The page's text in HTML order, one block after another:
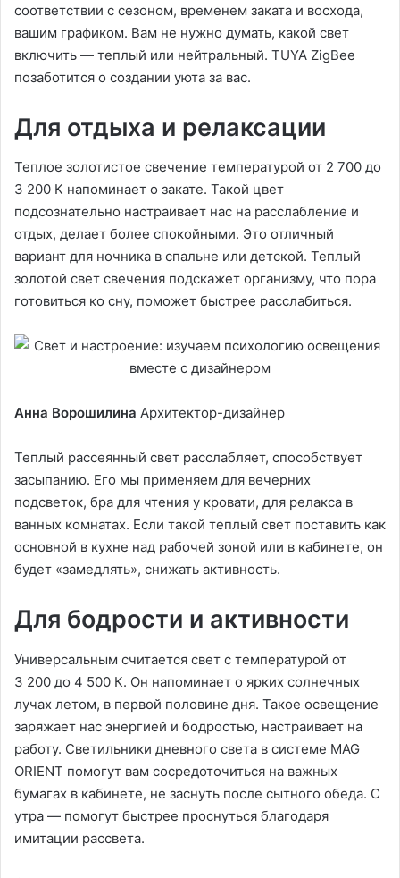
соответствии с сезоном, временем заката и восхода,
вашим графиком. Вам не нужно думать, какой свет
включить — теплый или нейтральный. TUYA ZigBee
позаботится о создании уюта за вас.
Для отдыха и релаксации
Теплое золотистое свечение температурой от 2 700 до
3 200 К напоминает о закате. Такой цвет
подсознательно настраивает нас на расслабление и
отдых, делает более спокойными. Это отличный
вариант для ночника в спальне или детской. Теплый
золотой свет свечения подскажет организму, что пора
готовиться ко сну, поможет быстрее расслабиться.
Анна Ворошилина Архитектор-дизайнер
Теплый рассеянный свет расслабляет, способствует
засыпанию. Его мы применяем для вечерних
подсветок, бра для чтения у кровати, для релакса в
ванных комнатах. Если такой теплый свет поставить как
основной в кухне над рабочей зоной или в кабинете, он
будет «замедлять», снижать активность.
Для бодрости и активности
Универсальным считается свет с температурой от
3 200 до 4 500 К. Он напоминает о ярких солнечных
лучах летом, в первой половине дня. Такое освещение
заряжает нас энергией и бодростью, настраивает на
работу. Светильники дневного света в системе MAG
ORIENT помогут вам сосредоточиться на важных
бумагах в кабинете, не заснуть после сытного обеда. С
утра — помогут быстрее проснуться благодаря
имитации рассвета.